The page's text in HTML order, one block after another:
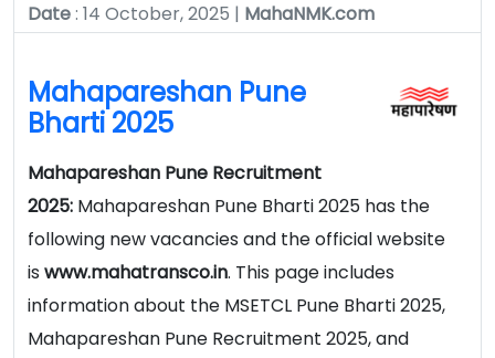
Date: 14 October, 2025 | MahaNMK.com
Mahapareshan Pune
Bharti 2025
Mahapareshan Pune Recruitment
2025: Mahapareshan Pune Bharti 2025 has the
following new vacancies and the official website
is www.mahatransco.in. This page includes
information about the MSETCL Pune Bharti 2025,
Mahapareshan Pune Recruitment 2025, and